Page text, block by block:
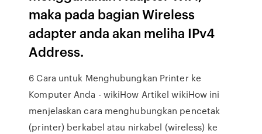
maka pada bagian Wireless
adapter anda akan meliha IPv4
Address.
6 Cara untuk Menghubungkan Printer ke
Komputer Anda - wikiHow Artikel wikiHow ini
menjelaskan cara menghubungkan pencetak
(printer) berkabel atau nirkabel (wireless) ke